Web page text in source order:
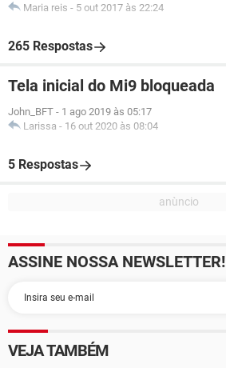
Maria reis - 5 out 2017 às 22:24
265 Respostas
Tela inicial do Mi9 bloqueada
John_BFT - 1 ago 2019 às 05:17
Larissa - 16 out 2020 às 08:04
5 Respostas
ASSINE NOSSA NEWSLETTER!
VEJA TAMBÉM